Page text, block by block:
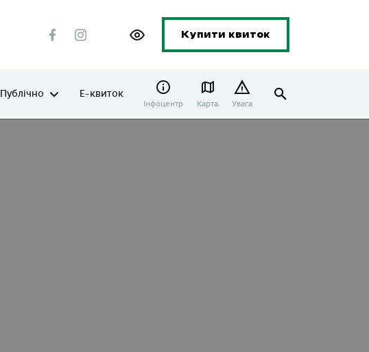
Купити квиток
Публічно Е-квиток
Інфоцентр Карта Увага